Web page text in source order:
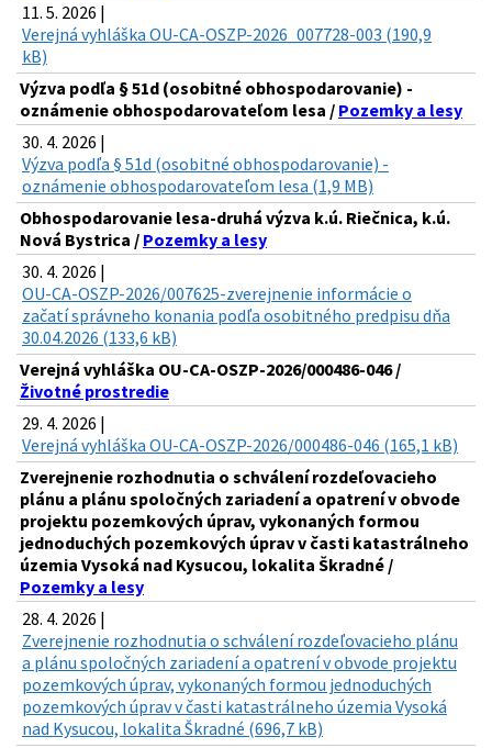
11. 5. 2026 |
Verejná vyhláška OU-CA-OSZP-2026_007728-003 (190,9
kB)
Výzva podľa § 51d (osobitné obhospodarovanie) -
oznámenie obhospodarovateľom lesa / Pozemky a lesy
30. 4. 2026 |
Výzva podľa § 51d (osobitné obhospodarovanie) -
oznámenie obhospodarovateľom lesa (1,9 MB)
Obhospodarovanie lesa-druhá výzva k.ú. Riečnica, k.ú.
Nová Bystrica / Pozemky a lesy
30. 4. 2026 |
OU-CA-OSZP-2026/007625-zverejnenie informácie o
začatí správneho konania podľa osobitného predpisu dňa
30.04.2026 (133,6 kB)
Verejná vyhláška OU-CA-OSZP-2026/000486-046 /
Životné prostredie
29. 4. 2026 |
Verejná vyhláška OU-CA-OSZP-2026/000486-046 (165,1 kB)
Zverejnenie rozhodnutia o schválení rozdeľovacieho
plánu a plánu spoločných zariadení a opatrení v obvode
projektu pozemkových úprav, vykonaných formou
jednoduchých pozemkových úprav v časti katastrálneho
územia Vysoká nad Kysucou, lokalita Škradné /
Pozemky a lesy
28. 4. 2026 |
Zverejnenie rozhodnutia o schválení rozdeľovacieho plánu
a plánu spoločných zariadení a opatrení v obvode projektu
pozemkových úprav, vykonaných formou jednoduchých
pozemkových úprav v časti katastrálneho územia Vysoká
nad Kysucou, lokalita Škradné (696,7 kB)